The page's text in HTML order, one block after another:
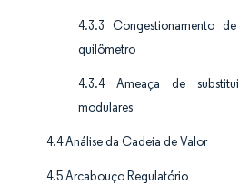
4.3.3 Congestionamento
quilômetro
4.3.4 Ameaça de
modulares
4.4 Análise da Cadeia de Valor
4.5 Arcabouço Regulatório